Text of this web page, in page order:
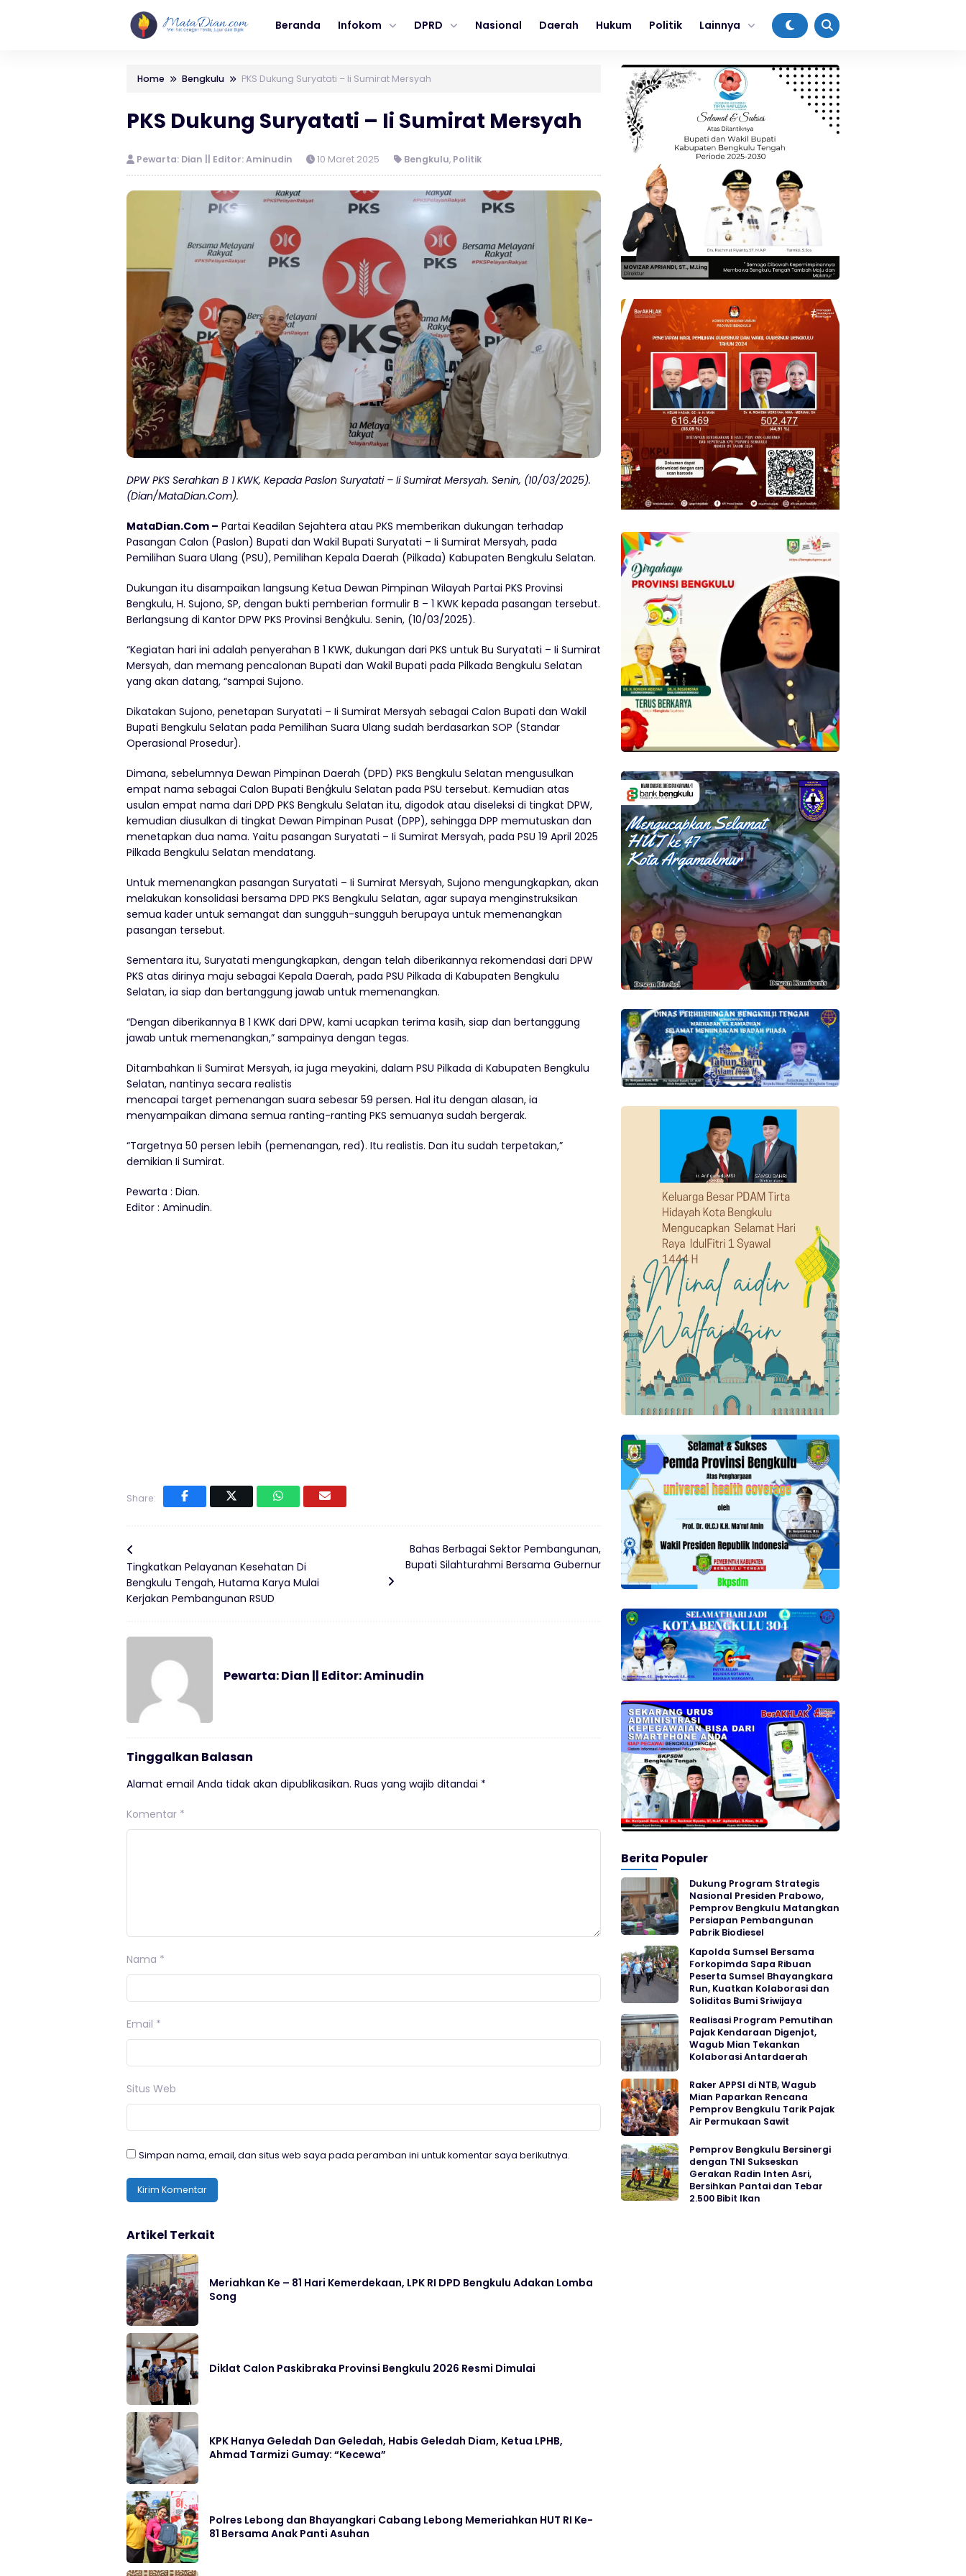
Beranda Infokom DPRD Nasional Daerah Hukum Politik Lainnya
Home Bengkulu PKS Dukung Suryatati – Ii Sumirat Mersyah
PKS Dukung Suryatati – Ii Sumirat Mersyah
Pewarta: Dian || Editor: Aminudin 10 Maret 2025 Bengkulu, Politik
DPW PKS Serahkan B 1 KWK, Kepada Paslon Suryatati – Ii Sumirat Mersyah. Senin, (10/03/2025).
(Dian/MataDian.Com).
MataDian.Com – Partai Keadilan Sejahtera atau PKS memberikan dukungan terhadap
Pasangan Calon (Paslon) Bupati dan Wakil Bupati Suryatati – Ii Sumirat Mersyah, pada
Pemilihan Suara Ulang (PSU), Pemilihan Kepala Daerah (Pilkada) Kabupaten Bengkulu Selatan.
Dukungan itu disampaikan langsung Ketua Dewan Pimpinan Wilayah Partai PKS Provinsi
Bengkulu, H. Sujono, SP, dengan bukti pemberian formulir B – 1 KWK kepada pasangan tersebut.
Berlangsung di Kantor DPW PKS Provinsi Benģkulu. Senin, (10/03/2025).
“Kegiatan hari ini adalah penyerahan B 1 KWK, dukungan dari PKS untuk Bu Suryatati – Ii Sumirat
Mersyah, dan memang pencalonan Bupati dan Wakil Bupati pada Pilkada Bengkulu Selatan
yang akan datang, “sampai Sujono.
Dikatakan Sujono, penetapan Suryatati – Ii Sumirat Mersyah sebagai Calon Bupati dan Wakil
Bupati Bengkulu Selatan pada Pemilihan Suara Ulang sudah berdasarkan SOP (Standar
Operasional Prosedur).
Dimana, sebelumnya Dewan Pimpinan Daerah (DPD) PKS Bengkulu Selatan mengusulkan
empat nama sebagai Calon Bupati Benģkulu Selatan pada PSU tersebut. Kemudian atas
usulan empat nama dari DPD PKS Bengkulu Selatan itu, digodok atau diseleksi di tingkat DPW,
kemudian diusulkan di tingkat Dewan Pimpinan Pusat (DPP), sehingga DPP memutuskan dan
menetapkan dua nama. Yaitu pasangan Suryatati – Ii Sumirat Mersyah, pada PSU 19 April 2025
Pilkada Bengkulu Selatan mendatang.
Untuk memenangkan pasangan Suryatati – Ii Sumirat Mersyah, Sujono mengungkapkan, akan
melakukan konsolidasi bersama DPD PKS Bengkulu Selatan, agar supaya menginstruksikan
semua kader untuk semangat dan sungguh-sungguh berupaya untuk memenangkan
pasangan tersebut.
Sementara itu, Suryatati mengungkapkan, dengan telah diberikannya rekomendasi dari DPW
PKS atas dirinya maju sebagai Kepala Daerah, pada PSU Pilkada di Kabupaten Bengkulu
Selatan, ia siap dan bertanggung jawab untuk memenangkan.
“Dengan diberikannya B 1 KWK dari DPW, kami ucapkan terima kasih, siap dan bertanggung
jawab untuk memenangkan,” sampainya dengan tegas.
Ditambahkan Ii Sumirat Mersyah, ia juga meyakini, dalam PSU Pilkada di Kabupaten Bengkulu
Selatan, nantinya secara realistis
mencapai target pemenangan suara sebesar 59 persen. Hal itu dengan alasan, ia
menyampaikan dimana semua ranting-ranting PKS semuanya sudah bergerak.
“Targetnya 50 persen lebih (pemenangan, red). Itu realistis. Dan itu sudah terpetakan,”
demikian Ii Sumirat.
Pewarta : Dian.
Editor : Aminudin.
Share:
Tingkatkan Pelayanan Kesehatan Di
Bengkulu Tengah, Hutama Karya Mulai
Kerjakan Pembangunan RSUD
Bahas Berbagai Sektor Pembangunan,
Bupati Silahturahmi Bersama Gubernur
Pewarta: Dian || Editor: Aminudin
Tinggalkan Balasan
Alamat email Anda tidak akan dipublikasikan. Ruas yang wajib ditandai *
Komentar *
Nama *
Email *
Situs Web
Simpan nama, email, dan situs web saya pada peramban ini untuk komentar saya berikutnya.
Artikel Terkait
Meriahkan Ke – 81 Hari Kemerdekaan, LPK RI DPD Bengkulu Adakan Lomba
Song
Diklat Calon Paskibraka Provinsi Bengkulu 2026 Resmi Dimulai
KPK Hanya Geledah Dan Geledah, Habis Geledah Diam, Ketua LPHB,
Ahmad Tarmizi Gumay: “Kecewa”
Polres Lebong dan Bhayangkari Cabang Lebong Memeriahkan HUT RI Ke-
81 Bersama Anak Panti Asuhan
Berita Populer
Dukung Program Strategis
Nasional Presiden Prabowo,
Pemprov Bengkulu Matangkan
Persiapan Pembangunan
Pabrik Biodiesel
Kapolda Sumsel Bersama
Forkopimda Sapa Ribuan
Peserta Sumsel Bhayangkara
Run, Kuatkan Kolaborasi dan
Soliditas Bumi Sriwijaya
Realisasi Program Pemutihan
Pajak Kendaraan Digenjot,
Wagub Mian Tekankan
Kolaborasi Antardaerah
Raker APPSI di NTB, Wagub
Mian Paparkan Rencana
Pemprov Bengkulu Tarik Pajak
Air Permukaan Sawit
Pemprov Bengkulu Bersinergi
dengan TNI Sukseskan
Gerakan Radin Inten Asri,
Bersihkan Pantai dan Tebar
2.500 Bibit Ikan